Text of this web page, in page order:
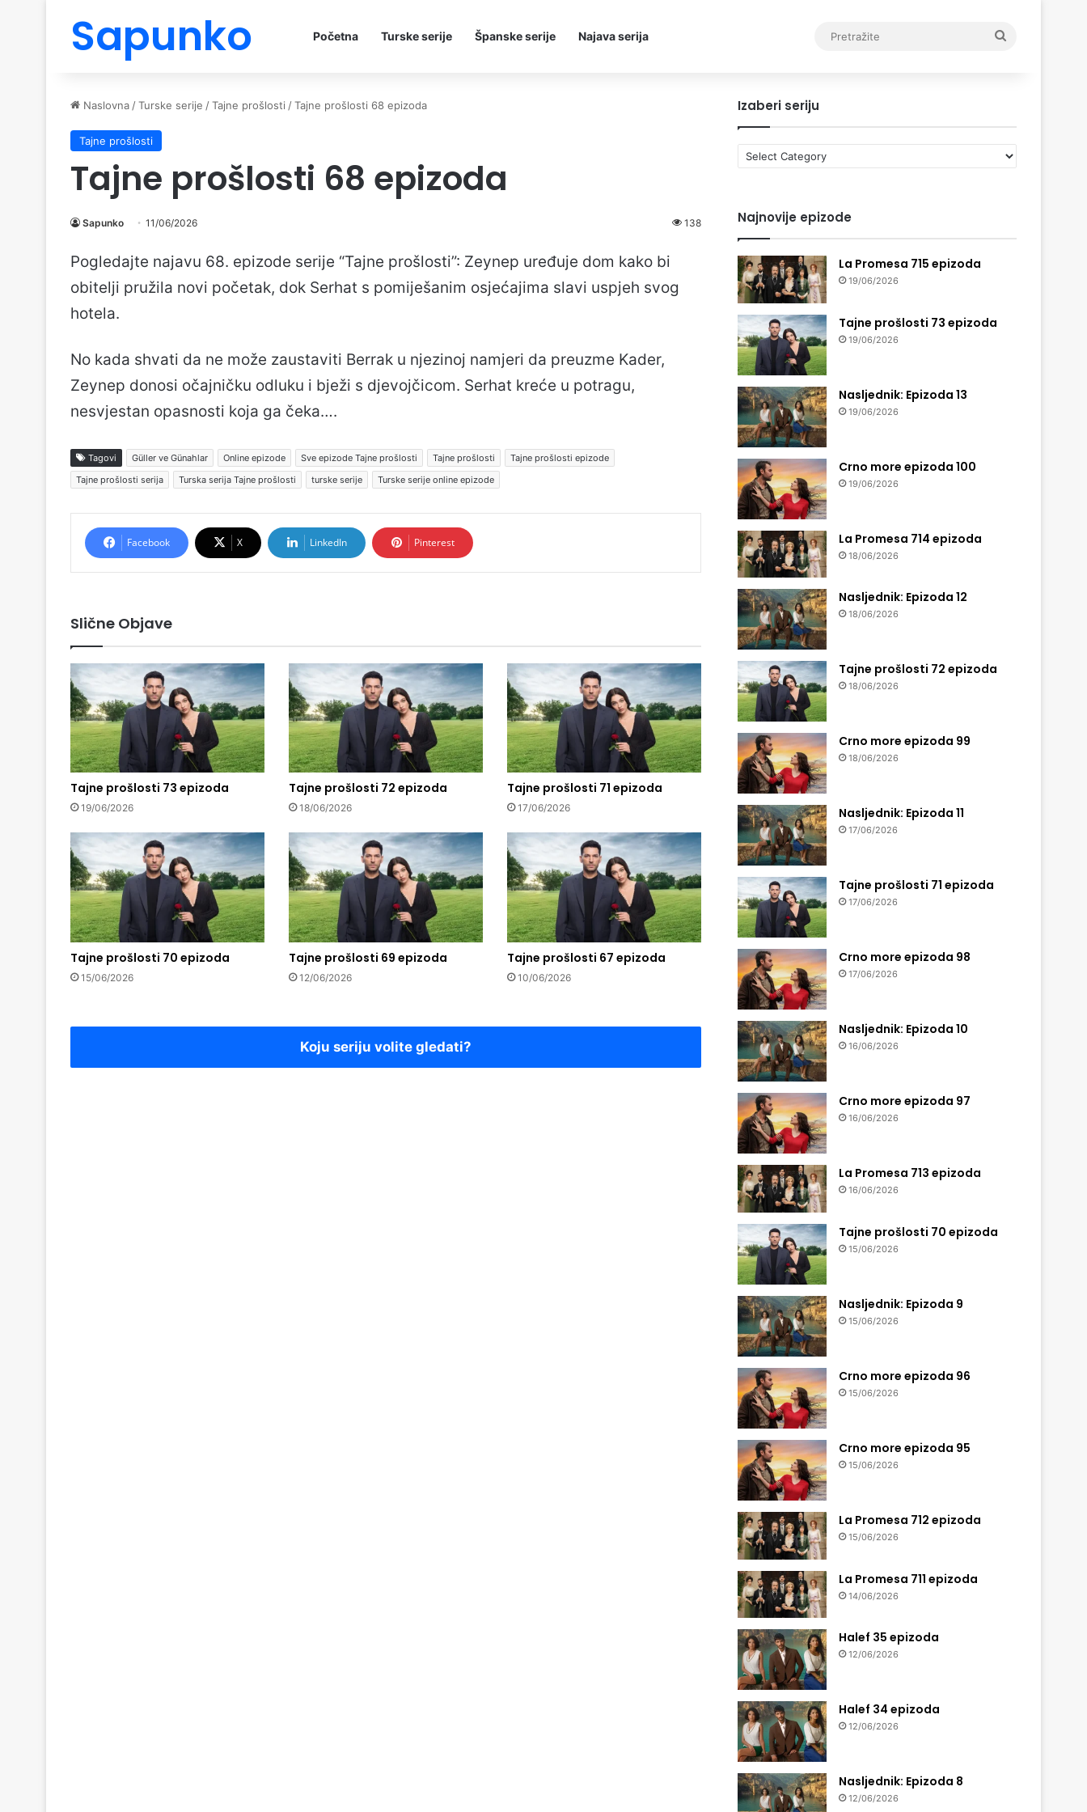
Sapunko Početna Turske serije Španske serije Najava serija
Naslovna /Turske serije /Tajne prošlosti /Tajne prošlosti 68 epizoda
Tajne prošlosti
Tajne prošlosti 68 epizoda
Sapunko 11/06/2026 138
Pogledajte najavu 68. epizode serije “Tajne prošlosti”: Zeynep uređuje dom kako bi
obitelji pružila novi početak, dok Serhat s pomiješanim osjećajima slavi uspjeh svog
hotela.
No kada shvati da ne može zaustaviti Berrak u njezinoj namjeri da preuzme Kader,
Zeynep donosi očajničku odluku i bježi s djevojčicom. Serhat kreće u potragu,
nesvjestan opasnosti koja ga čeka….
Tagovi Güller ve Günahlar Online epizode Sve epizode Tajne prošlosti Tajne prošlosti
Tajne prošlosti epizode
Tajne prošlosti serija
Turska serija Tajne prošlosti turske serije Turske serije online epizode
Facebook X LinkedIn Pinterest
Slične Objave
Tajne prošlosti 73 epizoda
19/06/2026
Tajne prošlosti 72 epizoda
18/06/2026
Tajne prošlosti 71 epizoda
17/06/2026
Tajne prošlosti 70 epizoda
15/06/2026
Tajne prošlosti 69 epizoda
12/06/2026
Tajne prošlosti 67 epizoda
10/06/2026
Koju seriju volite gledati?
Izaberi seriju
Izaberi
seriju
Najnovije epizode
La Promesa 715 epizoda
19/06/2026
Tajne prošlosti 73 epizoda
19/06/2026
Nasljednik: Epizoda 13
19/06/2026
Crno more epizoda 100
19/06/2026
La Promesa 714 epizoda
18/06/2026
Nasljednik: Epizoda 12
18/06/2026
Tajne prošlosti 72 epizoda
18/06/2026
Crno more epizoda 99
18/06/2026
Nasljednik: Epizoda 11
17/06/2026
Tajne prošlosti 71 epizoda
17/06/2026
Crno more epizoda 98
17/06/2026
Nasljednik: Epizoda 10
16/06/2026
Crno more epizoda 97
16/06/2026
La Promesa 713 epizoda
16/06/2026
Tajne prošlosti 70 epizoda
15/06/2026
Nasljednik: Epizoda 9
15/06/2026
Crno more epizoda 96
15/06/2026
Crno more epizoda 95
15/06/2026
La Promesa 712 epizoda
15/06/2026
La Promesa 711 epizoda
14/06/2026
Halef 35 epizoda
12/06/2026
Halef 34 epizoda
12/06/2026
Nasljednik: Epizoda 8
12/06/2026